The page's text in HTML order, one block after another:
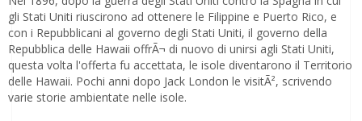
gli Stati Uniti riuscirono ad ottenere le Filippine e Puerto Rico, e
con i Repubblicani al governo degli Stati Uniti, il governo della
Repubblica delle Hawaii offrÃ¬ di nuovo di unirsi agli Stati Uniti,
questa volta l'offerta fu accettata, le isole diventarono il Territorio
delle Hawaii. Pochi anni dopo Jack London le visitÃ², scrivendo
varie storie ambientate nelle isole.